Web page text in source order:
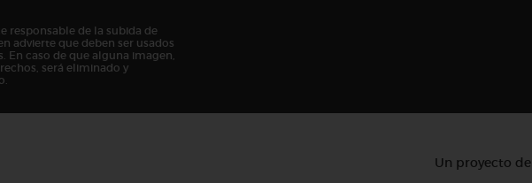
responsable de la subida de
advierte que deben ser usados
caso de que alguna imagen,
será eliminado y
Un proyecto de